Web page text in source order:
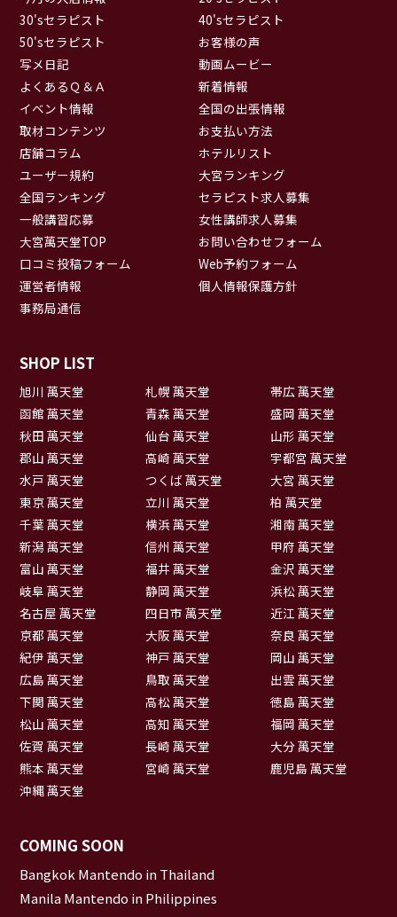
30'sセラピスト
40'sセラピスト
50'sセラピスト
お客様の声
写メ日記
動画ムービー
よくあるＱ＆Ａ
新着情報
イベント情報
全国の出張情報
取材コンテンツ
お支払い方法
店舗コラム
ホテルリスト
ユーザー規約
大宮ランキング
全国ランキング
セラピスト求人募集
一般講習応募
女性講師求人募集
大宮萬天堂TOP
お問い合わせフォーム
口コミ投稿フォーム
Web予約フォーム
運営者情報
個人情報保護方針
事務局通信
SHOP LIST
旭川 萬天堂 札幌 萬天堂
帯広 萬天堂
函館 萬天堂
青森 萬天堂
盛岡 萬天堂
秋田 萬天堂
仙台 萬天堂
山形 萬天堂
郡山 萬天堂
高崎 萬天堂
宇都宮 萬天堂
水戸 萬天堂
つくば 萬天堂
大宮 萬天堂
東京 萬天堂
立川 萬天堂
柏 萬天堂
千葉 萬天堂
横浜 萬天堂
湘南 萬天堂
新潟 萬天堂
信州 萬天堂
甲府 萬天堂
富山 萬天堂
福井 萬天堂
金沢 萬天堂
岐阜 萬天堂
静岡 萬天堂
浜松 萬天堂
名古屋 萬天堂
四日市 萬天堂
近江 萬天堂
京都 萬天堂
大阪 萬天堂
奈良 萬天堂
紀伊 萬天堂
神戸 萬天堂
岡山 萬天堂
広島 萬天堂
鳥取 萬天堂
出雲 萬天堂
下関 萬天堂
高松 萬天堂
徳島 萬天堂
松山 萬天堂
高知 萬天堂
福岡 萬天堂
佐賀 萬天堂
長崎 萬天堂
大分 萬天堂
熊本 萬天堂
宮崎 萬天堂
鹿児島 萬天堂
沖縄 萬天堂
COMING SOON
Bangkok Mantendo in Thailand
Manila Mantendo in Philippines